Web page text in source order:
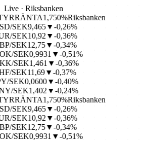
Live · Riksbanken
1,750%Riksbanken
SEK9,465▼-0,26%
SEK10,92▼-0,36%
SEK12,75▼-0,34%
SEK0,9931▼-0,51%
SEK1,461▼-0,36%
SEK11,69▼-0,37%
SEK0,0600▼-0,40%
SEK1,402▼-0,24%
1,750%Riksbanken
SEK9,465▼-0,26%
SEK10,92▼-0,36%
SEK12,75▼-0,34%
SEK0,9931▼-0,51%